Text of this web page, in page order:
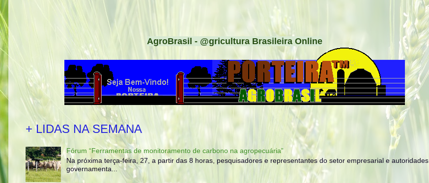
AgroBrasil - @gricultura Brasileira Online
+ LIDAS NA SEMANA
Fórum “Ferramentas de monitoramento de carbono na agropecuária”
Na próxima terça-feira, 27, a partir das 8 horas, pesquisadores e representantes do setor empresarial e autoridades
governamenta...